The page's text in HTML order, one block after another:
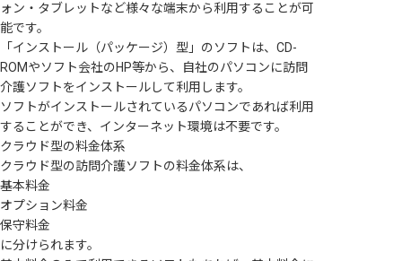
ォン・タブレットなど様々な端末から利用することが可
能です。
「インストール（パッケージ）型」のソフトは、CD-
ROMやソフト会社のHP等から、自社のパソコンに訪問
介護ソフトをインストールして利用します。
ソフトがインストールされているパソコンであれば利用
することができ、インターネット環境は不要です。
クラウド型の料金体系
クラウド型の訪問介護ソフトの料金体系は、
基本料金
オプション料金
保守料金
に分けられます。